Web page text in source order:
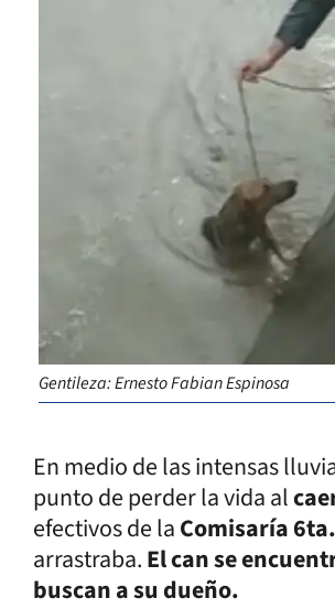
Gentileza: Ernesto Fabian Espinosa
En medio de las intensas
punto de perder la vida al
efectivos de laComisaría 6ta.
arrastraba.El can se
buscan a su dueño.